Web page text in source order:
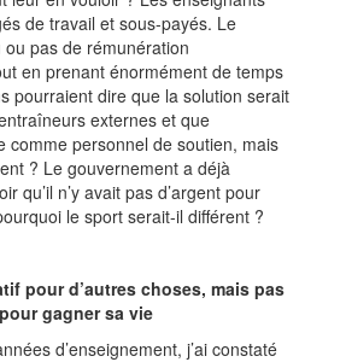
de travail et sous-payés. Le
pas de rémunération
en prenant énormément de temps
pourraient dire que la solution serait
externes et que
comme personnel de soutien, mais
? Le gouvernement a déjà
qu’il n’y avait pas d’argent pour
le sport serait-il différent ?
pour d’autres choses, mais pas
pour gagner sa vie
d’enseignement, j’ai constaté